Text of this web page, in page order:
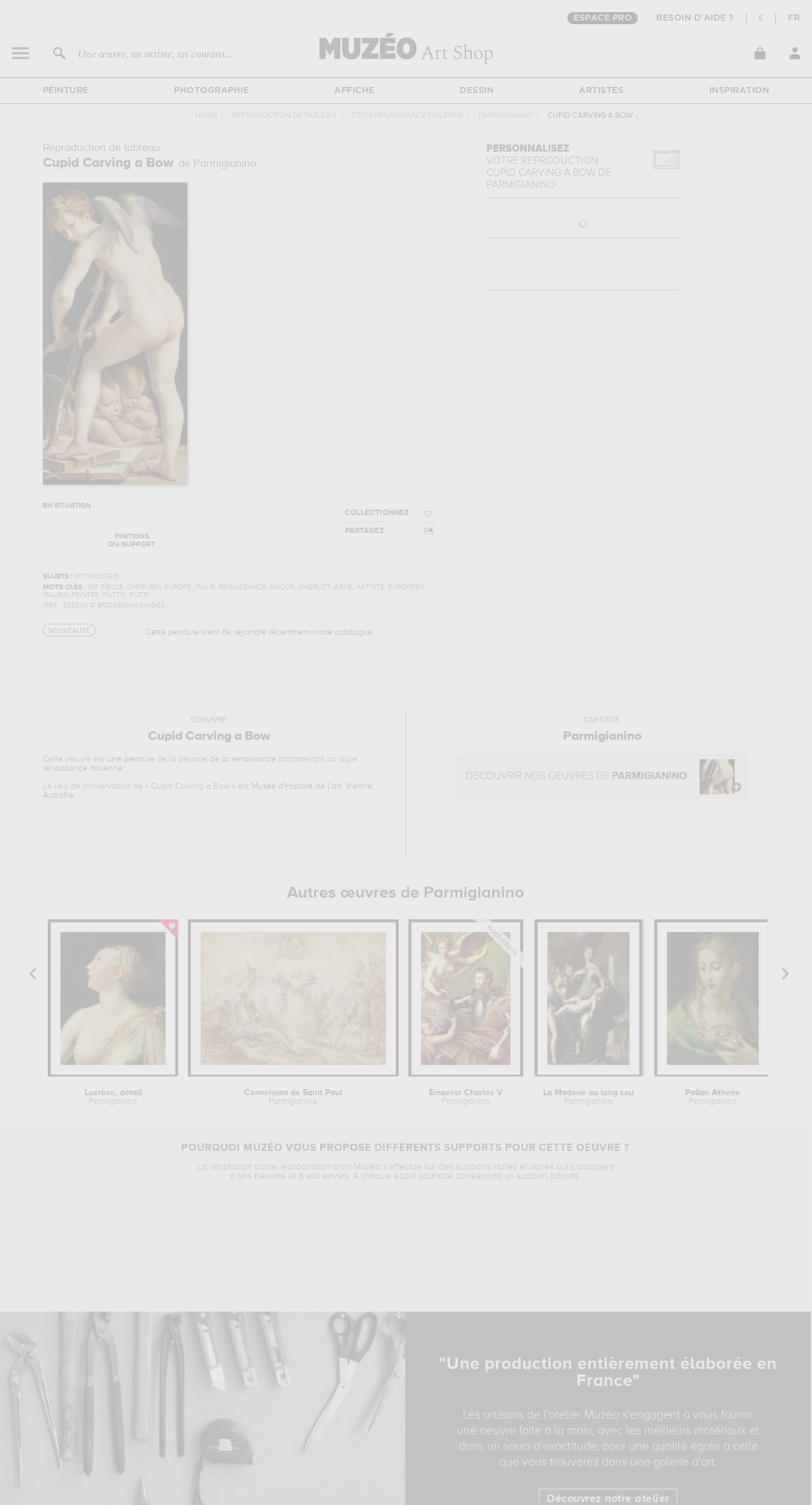
ESPACE PRO BESOIN D'AIDE ? € FR
Une œuvre, un artiste, un courant...
PEINTURE PHOTOGRAPHIE AFFICHE DESSIN ARTISTES INSPIRATION
HOME › REPRODUCTION DE TABLEAU › STYLE RENAISSANCE ITALIENNE › PARMIGIANINO › CUPID CARVING A BOW ›
Reproduction de tableau
Cupid Carving a Bow de Parmigianino
EN SITUATION
FINITIONS
DU SUPPORT
COLLECTIONNEZ
PARTAGEZ
SUJETS : MYTHOLOGIE
MOTS-CLÉS :
16E SIÈCLE, CHÉRUBIN, EUROPE, ITALIE, RENAISSANCE, AMOUR, ANGELOT, ARME, ARTISTE, EUROPÉEN,
ITALIEN, PEINTRE, PUTTO, PUTTI
(REF : 328231 ) © BRIDGEMAN IMAGES
Cette peinture vient de rejoindre récemment notre catalogue.
PERSONNALISEZ
VOTRE REPRODUCTION
CUPID CARVING A BOW DE
PARMIGIANINO
L'OEUVRE
Cupid Carving a Bow
Cette oeuvre est une peinture de la période de la renaissance appartenant au style
renaissance italienne.
Le lieu de conservation de « Cupid Carving a Bow » est Musée d'Histoire de l'art, Vienne,
Autriche.
L'ARTISTE
Parmigianino
DÉCOUVRIR NOS OEUVRES DE PARMIGIANINO
Autres œuvres de Parmigianino
Lucrèce, détail
Parmigianino
Conversion de Saint Paul
Parmigianino
Emperor Charles V
Parmigianino
La Madone au long cou
Parmigianino
Pallas Athene
Parmigianino
POURQUOI MUZÉO VOUS PROPOSE DIFFÉRENTS SUPPORTS POUR CETTE OEUVRE ?
La réalisation d’une reproduction d’art Muzéo s’effectue sur des supports riches et variés qui s’adaptent
à vos besoins et à vos envies. A chaque esprit souhaité correspond un support adapté.
"Une production entièrement élaborée en
France"
Les artisans de l'atelier Muzéo s'engagent à vous fournir
une oeuvre faite à la main, avec les meilleurs matériaux et
dans un souci d'exactitude, pour une qualité égale à celle
que vous trouverez dans une galerie d'art.
Découvrez notre atelier